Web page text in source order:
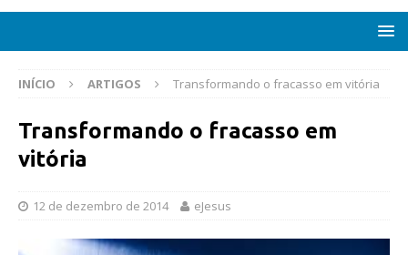
INÍCIO ARTIGOS Transformando o fracasso em vitória
Transformando o fracasso em
vitória
12 de dezembro de 2014 eJesus